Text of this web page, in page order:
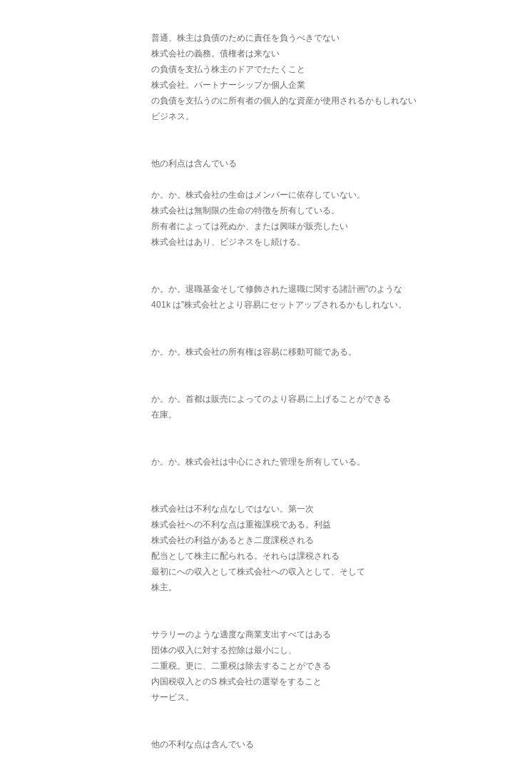
普通、株主は負債のために責任を負うべきでない
株式会社の義務。債権者は来ない
の負債を支払う株主のドアでたたくこと
株式会社。パートナーシップか個人企業
の負債を支払うのに所有者の個人的な資産が使用されるかもしれない
ビジネス。
他の利点は含んでいる
か。か。株式会社の生命はメンバーに依存していない。
株式会社は無制限の生命の特徴を所有している。
所有者によっては死ぬか、または興味が販売したい
株式会社はあり、ビジネスをし続ける。
か。か。退職基金そして修飾された退職に関する諸計画"のような
401k は"株式会社とより容易にセットアップされるかもしれない。
か。か。株式会社の所有権は容易に移動可能である。
か。か。首都は販売によってのより容易に上げることができる
在庫。
か。か。株式会社は中心にされた管理を所有している。
株式会社は不利な点なしではない。第一次
株式会社への不利な点は重複課税である。利益
株式会社の利益があるとき二度課税される
配当として株主に配られる。それらは課税される
最初にへの収入として株式会社への収入として、そして
株主。
サラリーのような適度な商業支出すべてはある
団体の収入に対する控除は最小にし、
二重税。更に、二重税は除去することができる
内国税収入とのS 株式会社の選挙をすること
サービス。
他の不利な点は含んでいる